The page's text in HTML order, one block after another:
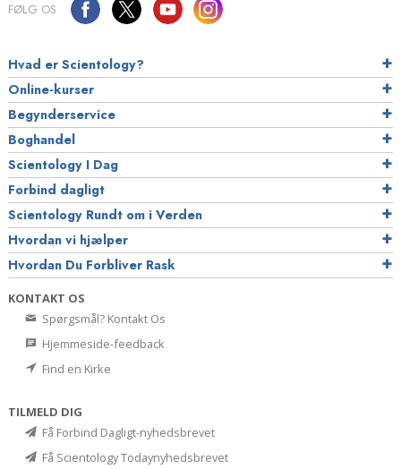
FØLG OS
Hvad er Scientology?
Online-kurser
Begynderservice
Boghandel
Scientology I Dag
Forbind dagligt
Scientology Rundt om i Verden
Hvordan vi hjælper
Hvordan Du Forbliver Rask
KONTAKT OS
Spørgsmål? Kontakt Os
Hjemmeside-feedback
Find en Kirke
TILMELD DIG
Få Forbind Dagligt-nyhedsbrevet
Få Scientology Todaynyhedsbrevet